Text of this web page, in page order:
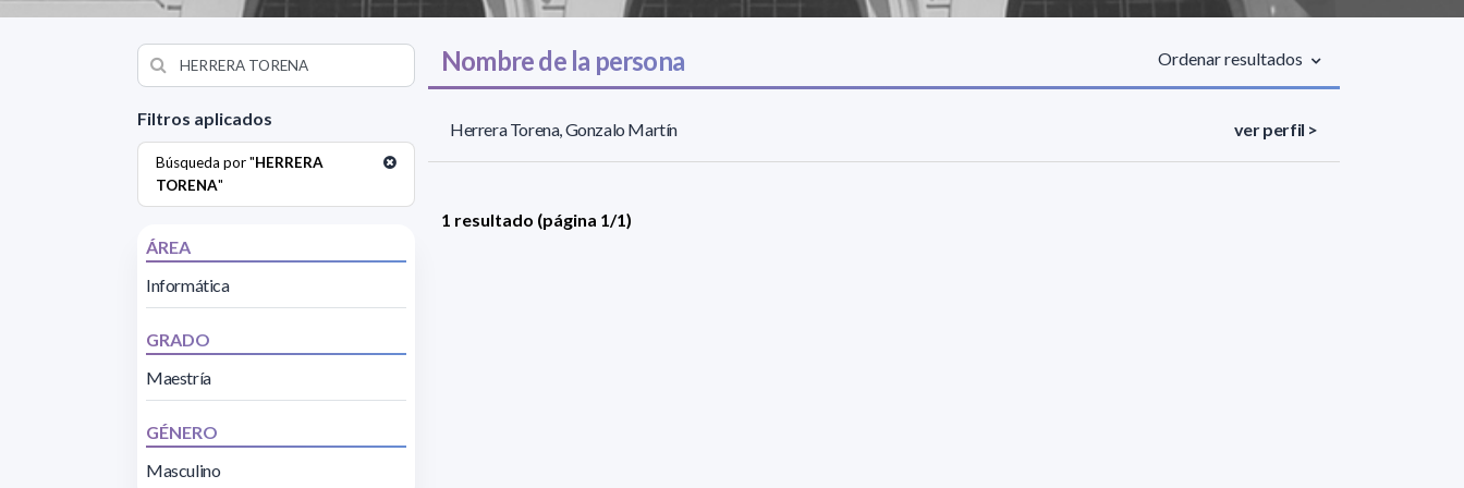
Filtros aplicados
Búsqueda por "HERRERA
TORENA"
ÁREA
Informática
GRADO
Maestría
GÉNERO
Masculino
Nombre de la persona Ordenar resultados
Herrera Torena, Gonzalo Martín ver perfil >
1 resultado (página 1/1)